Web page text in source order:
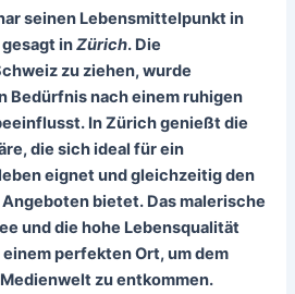
seinen Lebensmittelpunkt in
gesagt inZürich. Die
zu ziehen, wurde
Bedürfnis nach einemruhigen
In Zürich genießt die
die sich ideal für ein
eignet und gleichzeitig den
bietet. Das malerische
und die hohe Lebensqualität
perfekten Ort, um dem
zu entkommen.